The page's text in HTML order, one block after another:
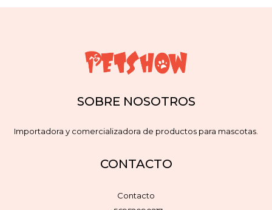
SOBRE NOSOTROS
Importadora y comercializadora de productos para mascotas.
CONTACTO
Contacto